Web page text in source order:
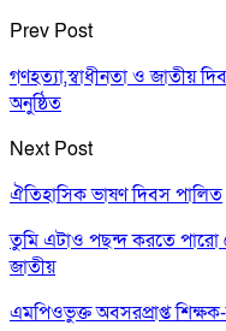
Prev Post
গণহত্যা,স্বাধীনতা ও জাতীয়
অনুষ্ঠিত
Next Post
ঐতিহাসিক ভাষণ দিবস পালিত
তুমি এটাও পছন্দ করতে পারো
জাতীয়
এমপিওভুক্ত অবসরপ্রাপ্ত